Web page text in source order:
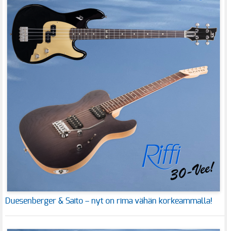
Duesenberger & Saito – nyt on rima vähän korkeammalla!